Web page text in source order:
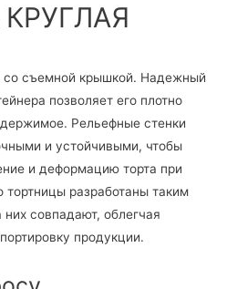
со съемной крышкой. Надежный
позволяет его плотно
Рельефные стенки
и устойчивыми, чтобы
и деформацию торта при
разработаны таким
совпадают, облегчая
продукции.